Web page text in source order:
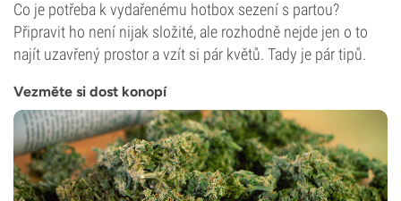
Co je potřeba k vydařenému hotbox sezení s partou?
Připravit ho není nijak složité, ale rozhodně nejde jen o to
najít uzavřený prostor a vzít si pár květů. Tady je pár tipů.
Vezměte si dost konopí